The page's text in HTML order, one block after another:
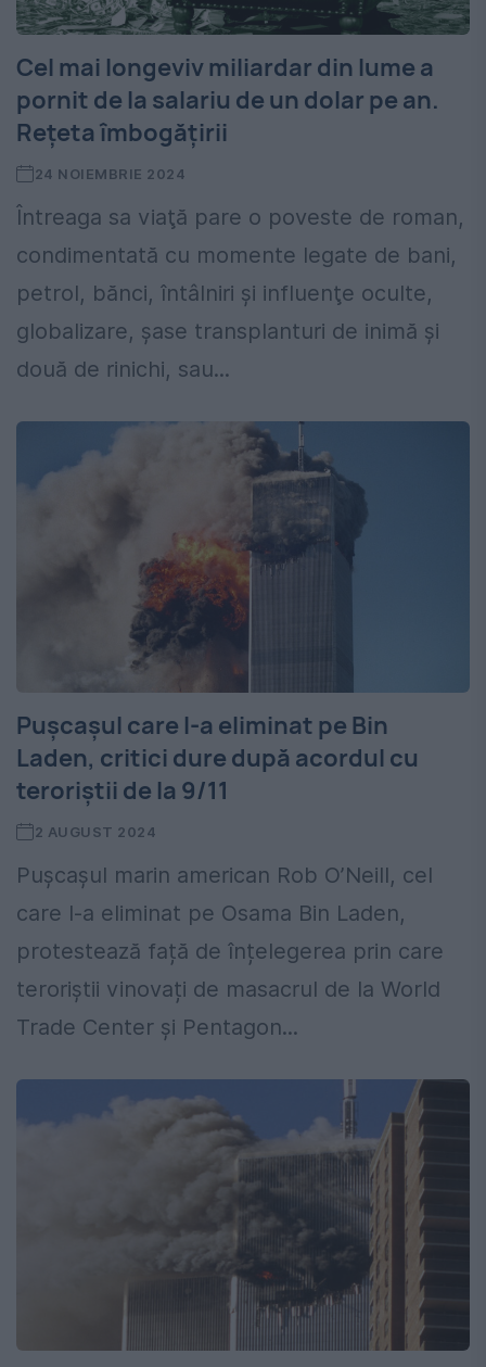
Cel mai longeviv miliardar din lume a
pornit de la salariu de un dolar pe an.
Rețeta îmbogățirii
24 NOIEMBRIE 2024
Întreaga sa viaţă pare o poveste de roman,
condimentată cu momente legate de bani,
petrol, bănci, întâlniri şi influenţe oculte,
globalizare, şase transplanturi de inimă şi
două de rinichi, sau...
Pușcașul care l-a eliminat pe Bin
Laden, critici dure după acordul cu
teroriștii de la 9/11
2 AUGUST 2024
Pușcașul marin american Rob O’Neill, cel
care l-a eliminat pe Osama Bin Laden,
protestează față de înțelegerea prin care
teroriștii vinovați de masacrul de la World
Trade Center și Pentagon...